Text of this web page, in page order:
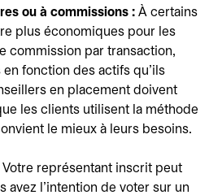
ou à commissions : À certains
plus économiques pour les
commission par transaction,
en fonction des actifs qu'ils
en placement doivent
les clients utilisent la méthode
le mieux à leurs besoins.
Votre représentant inscrit peut
avez l'intention de voter sur un